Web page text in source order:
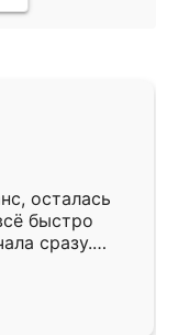
осталась
быстро
сразу.
подошёл к
Собрали
даже